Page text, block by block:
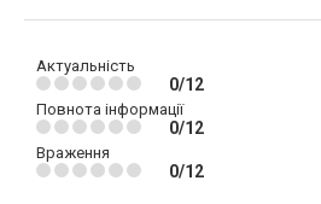
Актуальність
0/12
Повнота інформації
0/12
Враження
0/12